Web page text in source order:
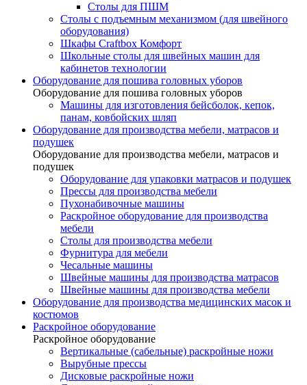
Столы для ПШМ
Столы с подъемным механизмом (для швейного
оборудования)
Шкафы Craftbox Комфорт
Школьные столы для швейных машин для
кабинетов технологии
Оборудование для пошива головных уборов
Оборудование для пошива головных уборов
Машины для изготовления бейсболок, кепок,
панам, ковбойских шляп
Оборудование для производства мебели, матрасов и
подушек
Оборудование для производства мебели, матрасов и
подушек
Оборудование для упаковки матрасов и подушек
Прессы для производства мебели
Пухонабивочные машины
Раскройное оборудование для производства
мебели
Столы для производства мебели
Фурнитура для мебели
Чесальные машины
Швейные машины для производства матрасов
Швейные машины для производства мебели
Оборудование для производства медицинских масок и
костюмов
Раскройное оборудование
Раскройное оборудование
Вертикальные (сабельные) раскройные ножи
Вырубные прессы
Дисковые раскройные ножи